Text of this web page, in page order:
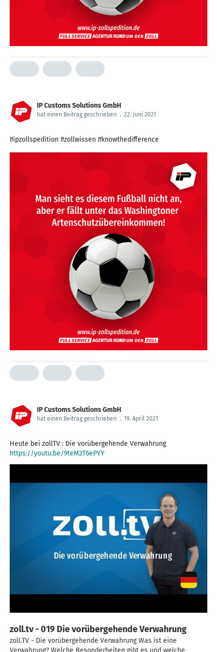
IP Customs Solutions GmbH
hat einen Beitrag geschrieben . 22. Juni 2021
#ipzollspedition #zollwissen #knowthedifference
IP Customs Solutions GmbH
hat einen Beitrag geschrieben . 19. April 2021
https://youtu.be/9teM2T6ePYY
zoll.tv - 019 Die vorübergehende Verwahrung
zoll.TV - Die vorübergehende Verwahrung Was ist eine
Verwahrung? Welche Besonderheiten gibt es und welche